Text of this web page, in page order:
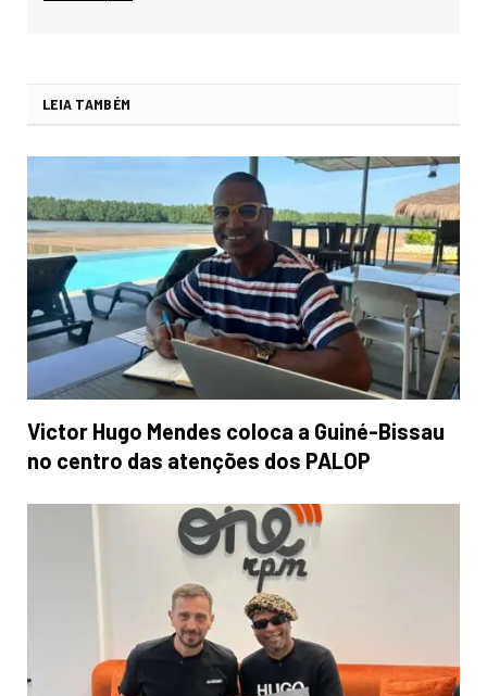
LEIA TAMBÉM
Victor Hugo Mendes coloca a Guiné-Bissau
no centro das atenções dos PALOP